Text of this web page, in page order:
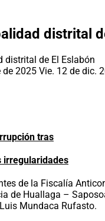
distrital
de 2025 Vie. 12 de dic.
tras
irregularidades
de la Fiscalía
de Huallaga –
Mundaca Rufasto.